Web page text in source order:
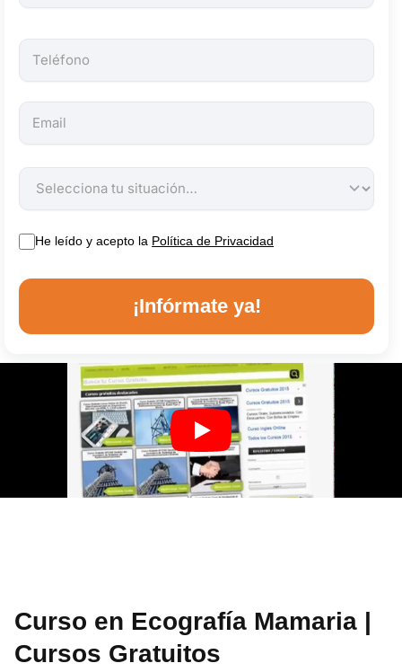
He leído y acepto la Política de Privacidad
¡Infórmate ya!
Curso en Ecografía Mamaria |
Cursos Gratuitos